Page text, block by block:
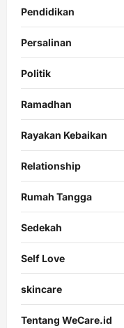
Pendidikan
Persalinan
Politik
Ramadhan
Rayakan Kebaikan
Relationship
Rumah Tangga
Sedekah
Self Love
skincare
Tentang WeCare.id